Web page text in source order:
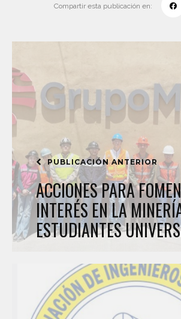
Compartir esta publicación en:
PUBLICACIÓN ANTERIOR
ACCIONES PARA
INTERÉS EN LA
ESTUDIANTES